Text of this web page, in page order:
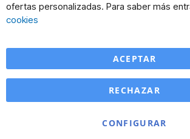
ofertas personalizadas. Para saber más
cookies
ACEPTAR
CONFIGURAR
RECHAZAR